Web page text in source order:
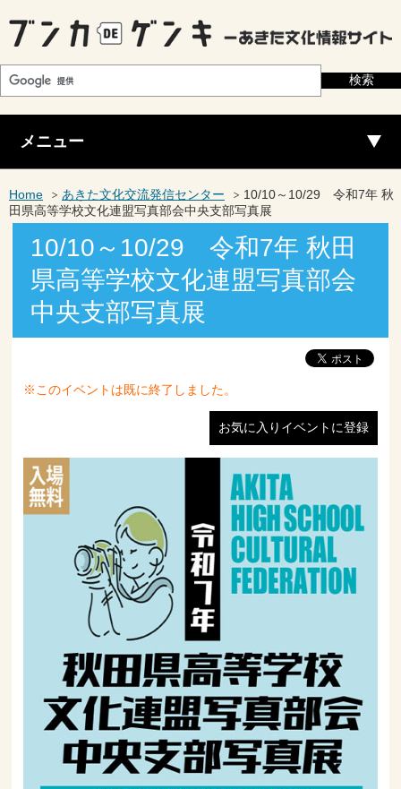
メニュー
Home あきた文化交流発信センター
10/10～10/29 令和7年 秋
田県高等学校文化連盟写真部会中央支部写真展
10/10～10/29 令和7年 秋田
県高等学校文化連盟写真部会
中央支部写真展
※このイベントは既に終了しました。
お気に入りイベントに登録